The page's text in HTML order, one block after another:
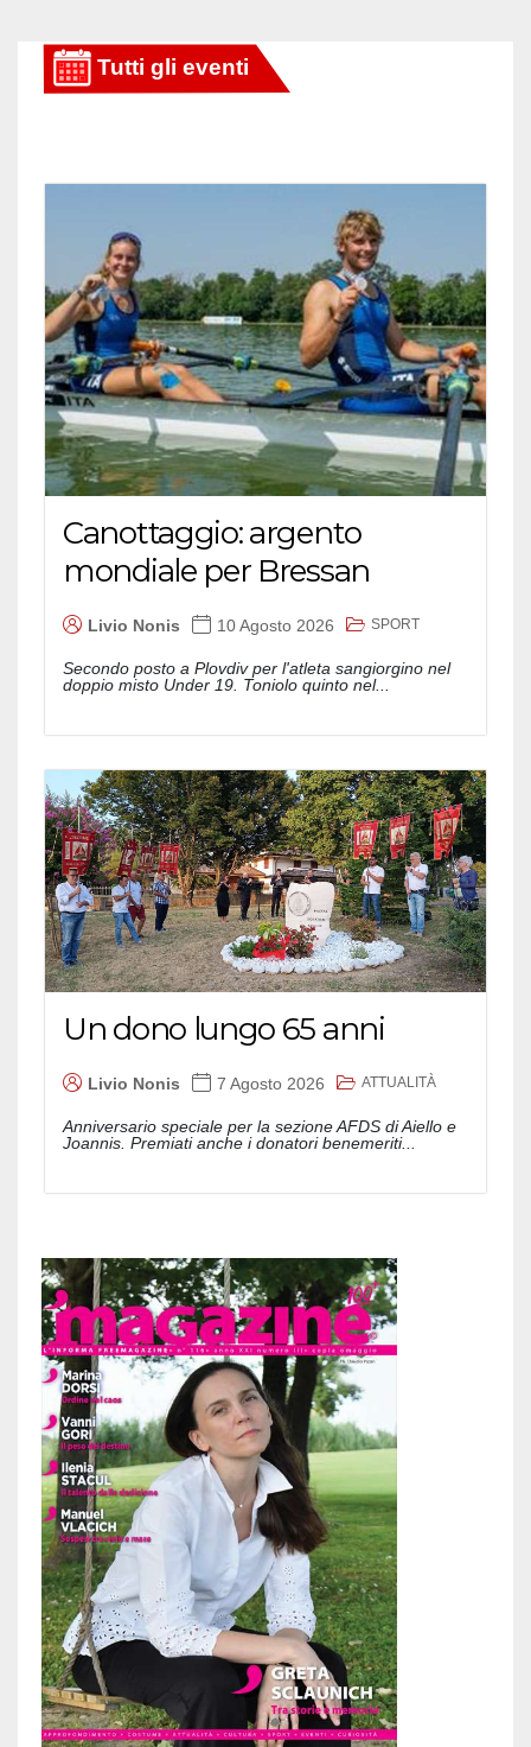
Canottaggio: argento
mondiale per Bressan
Livio Nonis 10 Agosto 2026 SPORT
Secondo posto a Plovdiv per l'atleta sangiorgino nel
doppio misto Under 19. Toniolo quinto nel...
Un dono lungo 65 anni
Livio Nonis 7 Agosto 2026 ATTUALITÀ
Anniversario speciale per la sezione AFDS di Aiello e
Joannis. Premiati anche i donatori benemeriti...